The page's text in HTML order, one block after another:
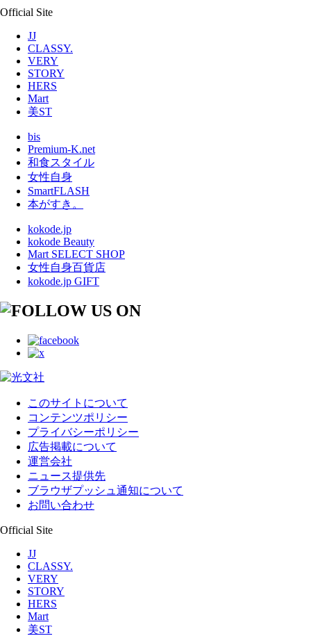
Official Site
JJ
CLASSY.
VERY
STORY
HERS
Mart
美ST
bis
Premium-K.net
和食スタイル
女性自身
SmartFLASH
本がすき。
kokode.jp
kokode Beauty
Mart SELECT SHOP
女性自身百貨店
kokode.jp GIFT
このサイトについて
コンテンツポリシー
プライバシーポリシー
広告掲載について
運営会社
ニュース提供先
ブラウザプッシュ通知について
お問い合わせ
Official Site
JJ
CLASSY.
VERY
STORY
HERS
Mart
美ST